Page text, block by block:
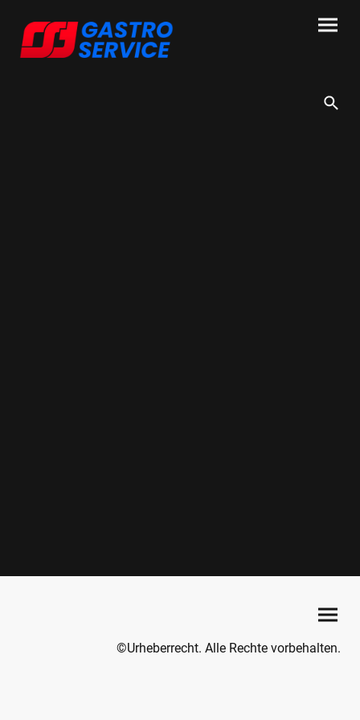
©Urheberrecht. Alle Rechte vorbehalten.